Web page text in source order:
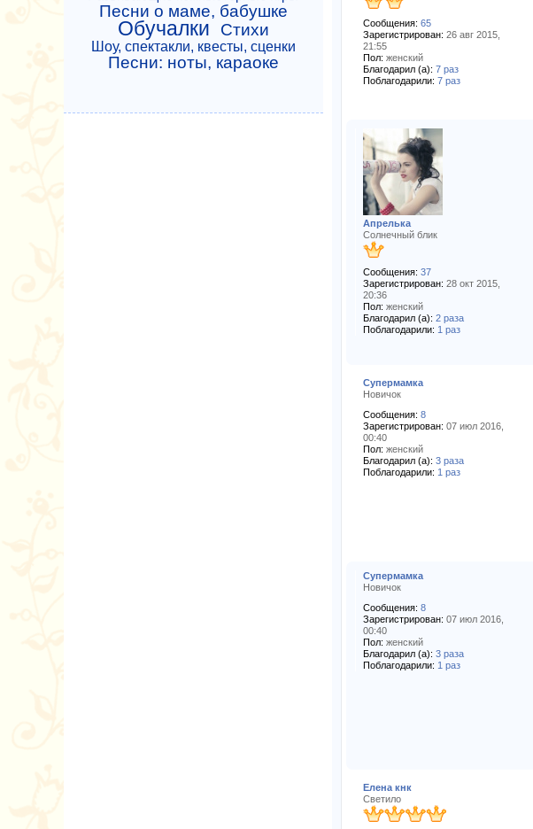
Сообщения: 65
Зарегистрирован: 26 авг 2015,
21:55
Пол: женский
Благодарил (а): 7 раз
Поблагодарили: 7 раз
Апрелька
Солнечный блик
Сообщения: 37
Зарегистрирован: 28 окт 2015,
20:36
Пол: женский
Благодарил (а): 2 раза
Поблагодарили: 1 раз
Супермамка
Новичок
Сообщения: 8
Зарегистрирован: 07 июл 2016,
00:40
Пол: женский
Благодарил (а): 3 раза
Поблагодарили: 1 раз
Супермамка
Новичок
Сообщения: 8
Зарегистрирован: 07 июл 2016,
00:40
Пол: женский
Благодарил (а): 3 раза
Поблагодарили: 1 раз
Елена кнк
Светило
Песни о маме, бабушке
Обучалки Стихи
Шоу, спектакли, квесты, сценки
Песни: ноты, караоке